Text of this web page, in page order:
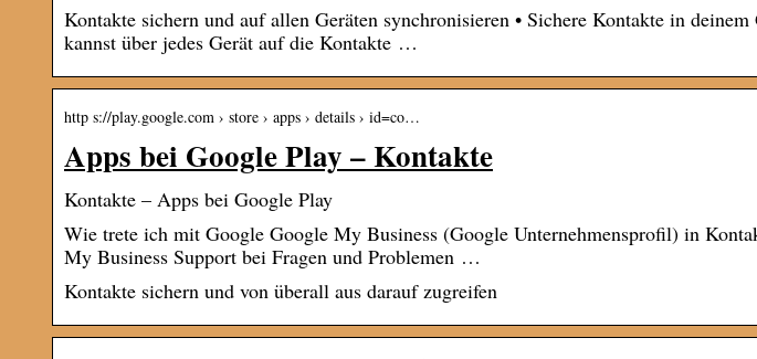
Kontakte sichern und auf allen Geräten synchronisieren • Sichere Kontakte in
kannst über jedes Gerät auf die Kontakte …
http s://play.google.com › store › apps › details › id=co…
Apps bei Google Play – Kontakte
Kontakte – Apps bei Google Play
Wie trete ich mit Google Google My Business (Google Unternehmensprofil) in
My Business Support bei Fragen und Problemen …
Kontakte sichern und von überall aus darauf zugreifen